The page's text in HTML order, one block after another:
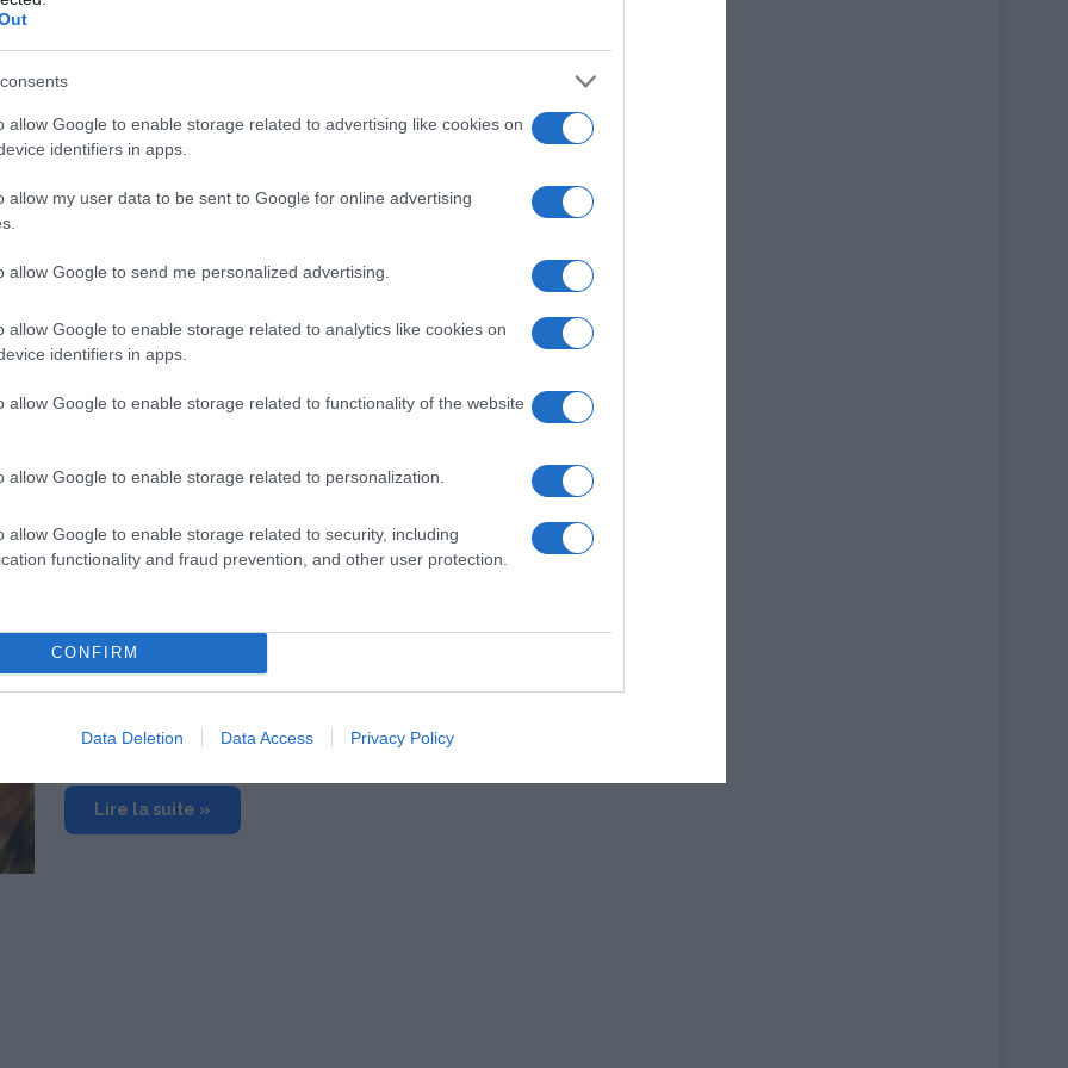
allow Google to enable storage related to advertising like cookies on
identifiers in apps.
allow my user data to be sent to Google for online advertising
allow Google to send me personalized advertising.
allow Google to enable storage related to analytics like cookies on
identifiers in apps.
allow Google to enable storage related to functionality of the website
allow Google to enable storage related to personalization.
allow Google to enable storage related to security, including
functionality and fraud prevention, and other user protection.
CONFIRM
Data Deletion Data Access Privacy Policy
Mini chaussons feuilletés au chèvre
Maman®
15 Minutes Temps de Cuisson 20 Minutes …
11 octobre 2012 1 6 490
Chausson de dinde à la béchamel
Proportions pour 4 Personnes Temps de Préparation 10
Lire la suite »
Chaussons au Boudin Blanc et
Chutney au Champagne
Les Cercles Culinaires / CNIEL vous Proposent pour
Lire la suite »